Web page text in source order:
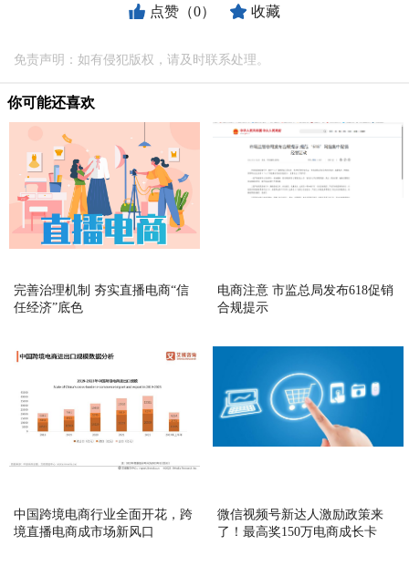
点赞（0） 收藏
免责声明：如有侵犯版权，请及时联系处理。
你可能还喜欢
完善治理机制 夯实直播电商“信
任经济”底色
电商注意 市监总局发布618促销
合规提示
中国跨境电商行业全面开花，跨
境直播电商成市场新风口
微信视频号新达人激励政策来
了！最高奖150万电商成长卡